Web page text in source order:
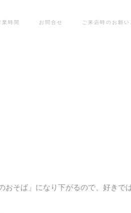
業時間 お問合せ ご来店時のお願い
そば」になり下がるので、好きで